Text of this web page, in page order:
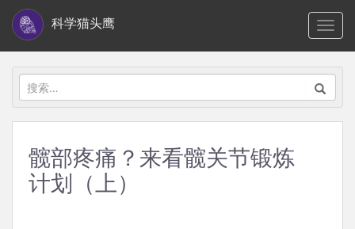
i
科学猫头鹰
搜
索：
髋部疼痛？来看髋关节锻炼
计划（上）